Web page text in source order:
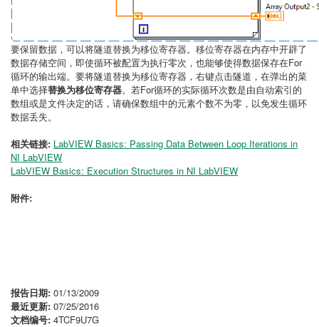
要保留数据，可以将隧道替换为移位寄存器。移位寄存器在内存中开辟了
数据存储空间，即使循环被配置为执行零次，也能够使得数据保存在For
循环的输出端。要将隧道替换为移位寄存器，右键点击隧道，在弹出的菜
单中选择替换为移位寄存器。若For循环的实际循环次数是由自动索引的
数组或是文件决定的话，请确保数组中的元素个数不为零，以免发生循环
数据丢失。
相关链接: LabVIEW Basics: Passing Data Between Loop Iterations in
NI LabVIEW
LabVIEW Basics: Execution Structures in NI LabVIEW
附件:
报告日期: 01/13/2009
最近更新: 07/25/2016
文档编号: 4TCF9U7G